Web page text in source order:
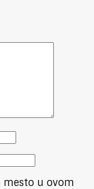
mesto u ovom